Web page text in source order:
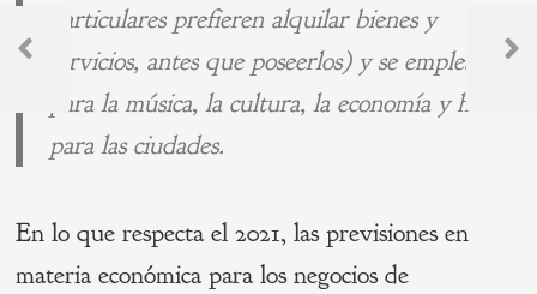
particulares prefieren alquilar bienes y
servicios, antes que poseerlos) y se emplea
para la música, la cultura, la economía y hasta
para las ciudades.
En lo que respecta el 2021, las previsiones en
materia económica para los negocios de
Navegación
entradas
Next
Post